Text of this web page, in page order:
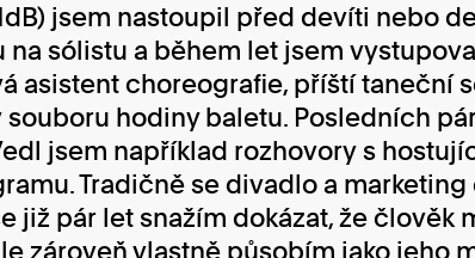
jsem nastoupil před devíti nebo
sólistu a během let jsem
asistent choreografie, příští taneční
hodiny baletu. Posledních
jsem například rozhovory s
Tradičně se divadlo a
již pár let snažím dokázat, že člověk
zároveň vlastně působím jako jeho